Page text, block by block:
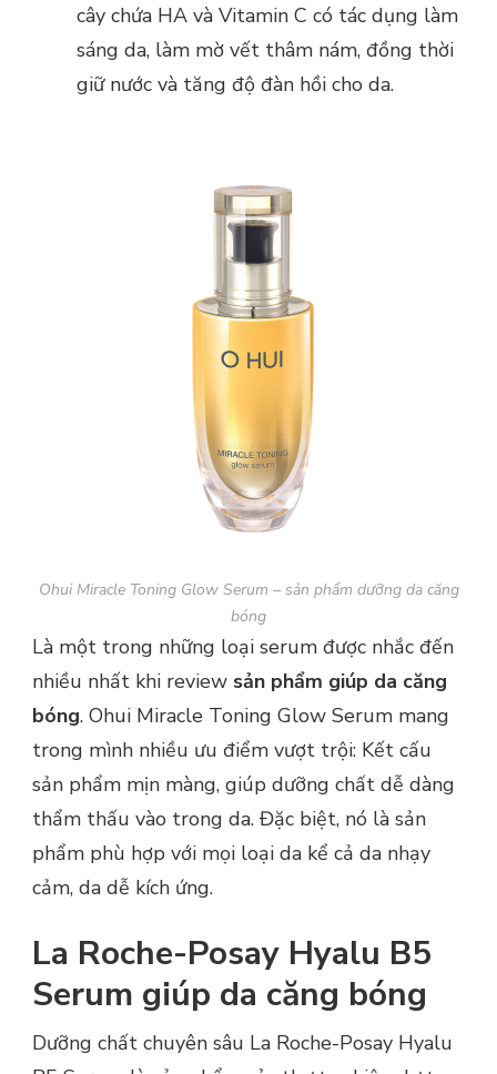
cây chứa HA và Vitamin C có tác dụng làm
sáng da, làm mờ vết thâm nám, đồng thời
giữ nước và tăng độ đàn hồi cho da.
Ohui Miracle Toning Glow Serum – sản phẩm dưỡng da căng
bóng
Là một trong những loại serum được nhắc đến
nhiều nhất khi review sản phẩm giúp da căng
bóng. Ohui Miracle Toning Glow Serum mang
trong mình nhiều ưu điểm vượt trội: Kết cấu
sản phẩm mịn màng, giúp dưỡng chất dễ dàng
thẩm thấu vào trong da. Đặc biệt, nó là sản
phẩm phù hợp với mọi loại da kể cả da nhạy
cảm, da dễ kích ứng.
La Roche-Posay Hyalu B5
Serum giúp da căng bóng
Dưỡng chất chuyên sâu La Roche-Posay Hyalu